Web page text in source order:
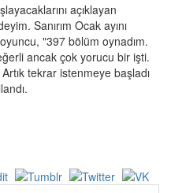
açıklayan
Sanırım Ocak ayını
"397 bölüm oynadım.
ancak çok yorucu bir işti.
tekrar istenmeye başladı